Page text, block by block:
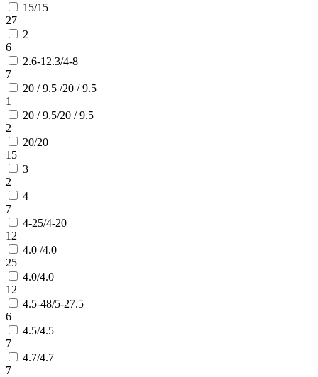
15/15
27
2
6
2.6-12.3/4-8
7
20 / 9.5 /20 / 9.5
1
20 / 9.5/20 / 9.5
2
20/20
15
3
2
4
7
4-25/4-20
12
4.0 /4.0
25
4.0/4.0
12
4.5-48/5-27.5
6
4.5/4.5
7
4.7/4.7
7